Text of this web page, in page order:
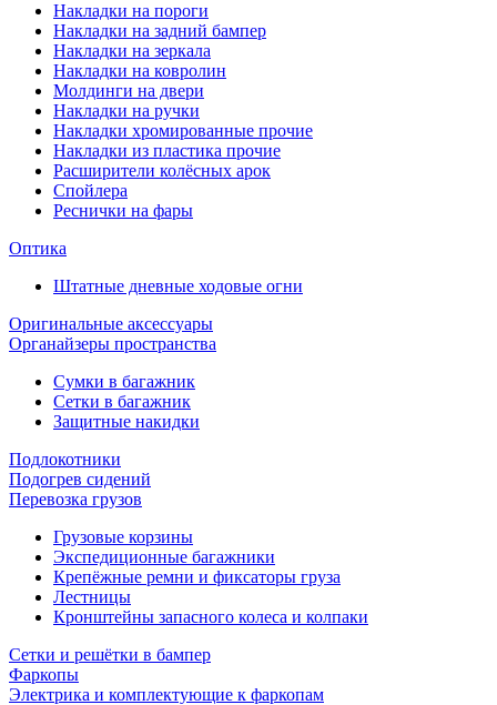
Накладки на пороги
Накладки на задний бампер
Накладки на зеркала
Накладки на ковролин
Молдинги на двери
Накладки на ручки
Накладки хромированные прочие
Накладки из пластика прочие
Расширители колёсных арок
Спойлера
Реснички на фары
Оптика
Штатные дневные ходовые огни
Оригинальные аксессуары
Органайзеры пространства
Сумки в багажник
Сетки в багажник
Защитные накидки
Подлокотники
Подогрев сидений
Перевозка грузов
Грузовые корзины
Экспедиционные багажники
Крепёжные ремни и фиксаторы груза
Лестницы
Кронштейны запасного колеса и колпаки
Сетки и решётки в бампер
Фаркопы
Электрика и комплектующие к фаркопам